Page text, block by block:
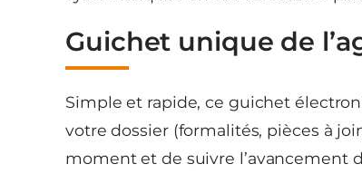
Guichet unique de
Simple et rapide, ce guichet
votre dossier (formalités, pièces à
moment et de suivre l’avancement